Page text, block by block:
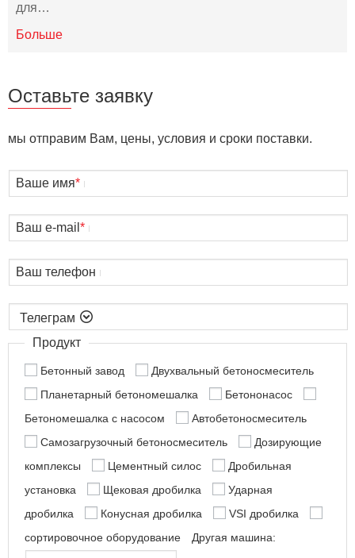
для…
Больше
Оставьте заявку
мы отправим Вам, цены, условия и сроки поставки.
Ваше имя*
Ваш e-mail *
Ваш телефон

Продукт
Бетонный завод
Двухвальный бетоносмеситель
Планетарный бетономешалка
Бетононасос
Бетономешалка с насосом
Автобетоносмеситель
Самозагрузочный бетоносмеситель
Дозирующие
комплексы
Цементный силос
Дробильная
установка
Щековая дробилка
Ударная
дробилка
Конусная дробилка
VSI дробилка
сортировочное оборудование
Другая машина: